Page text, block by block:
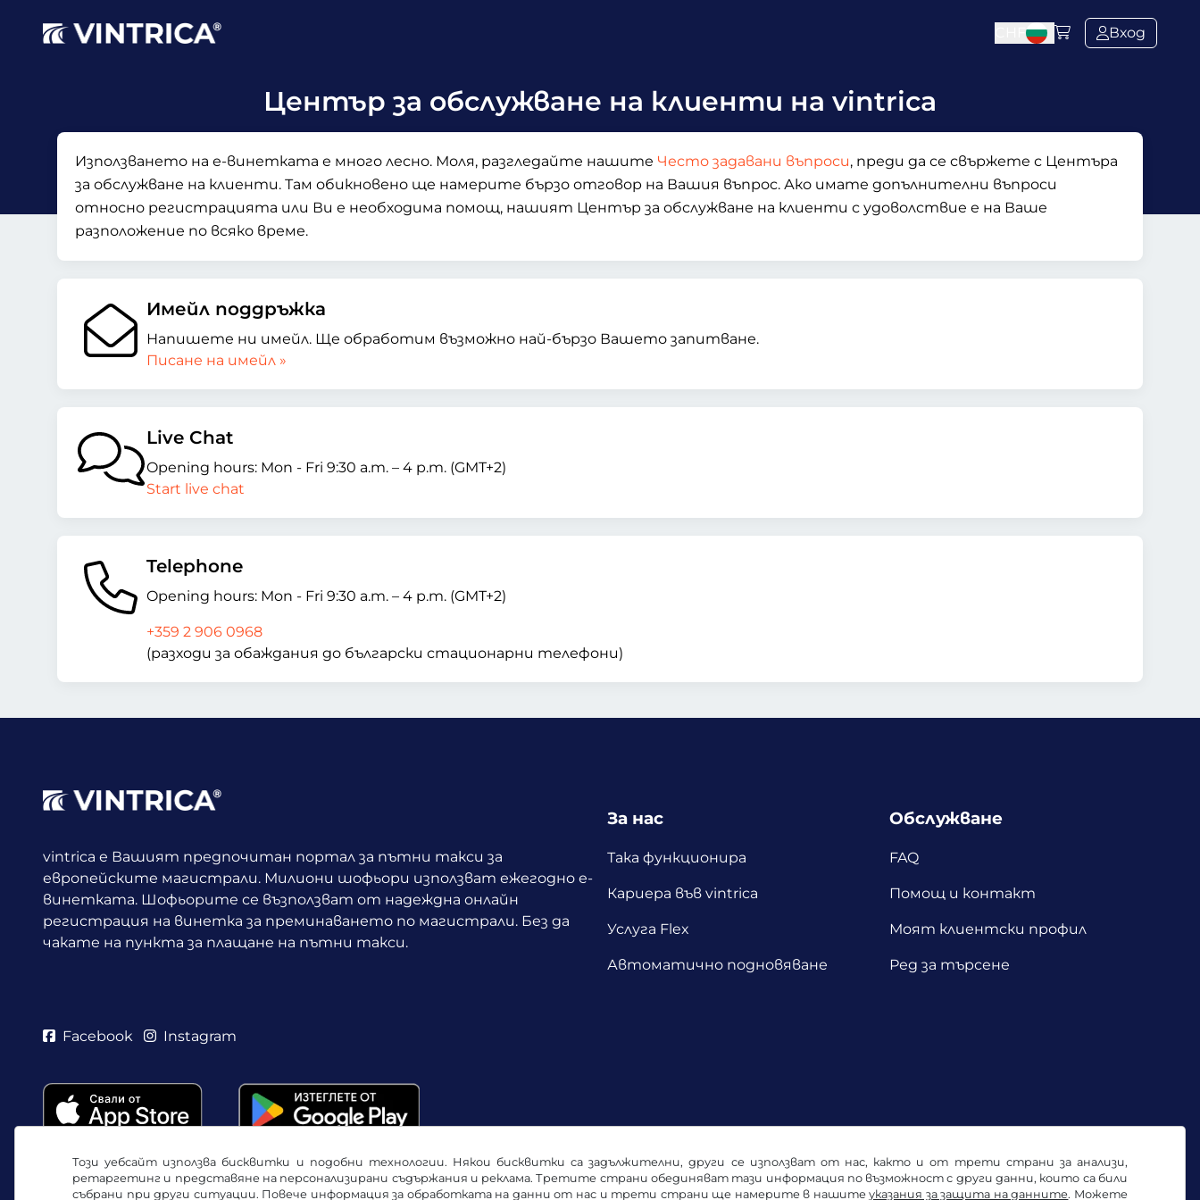
Този уебсайт използва бисквитки и подобни технологии. Някои бисквитки са задължителни, други се използват от нас, както и от трети страни за анализи,
ретаргетинг и представяне на персонализирани съдържания и реклама. Третите страни обединяват тази информация по възможност с други данни, които са били
събрани при други ситуации. Повече информация за обработката на данни от нас и трети страни ще намерите в нашитеуказания за защита на данните. Можете
Вход
Център за обслужване на клиенти на vintrica
Използването на е-винетката е много лесно. Моля, разгледайте нашите Често задавани въпроси, преди да се свържете с Центъра
за обслужване на клиенти. Там обикновено ще намерите бързо отговор на Вашия въпрос. Ако имате допълнителни въпроси
относно регистрацията или Ви е необходима помощ, нашият Център за обслужване на клиенти с удоволствие е на Ваше
разположение по всяко време.
Имейл поддръжка
Напишете ни имейл. Ще обработим възможно най-бързо Вашето запитване.
Писане на имейл »
Live Chat
Opening hours: Mon - Fri 9:30 a.m. – 4 p.m. (GMT+2)
Start live chat
Telephone
Opening hours: Mon - Fri 9:30 a.m. – 4 p.m. (GMT+2)
+359 2 906 0968
(разходи за обаждания до български стационарни телефони)
vintrica е Вашият предпочитан портал за пътни такси за
европейските магистрали. Милиони шофьори използват ежегодно е-
винетката. Шофьорите се възползват от надеждна онлайн
регистрация на винетка за преминаването по магистрали. Без да
чакате на пункта за плащане на пътни такси.
За нас
Така функционира
Кариера във vintrica
Услуга Flex
Автоматично подновяване
Обслужване
FAQ
Помощ и контакт
Моят клиентски профил
Ред за търсене
Facebook Instagram